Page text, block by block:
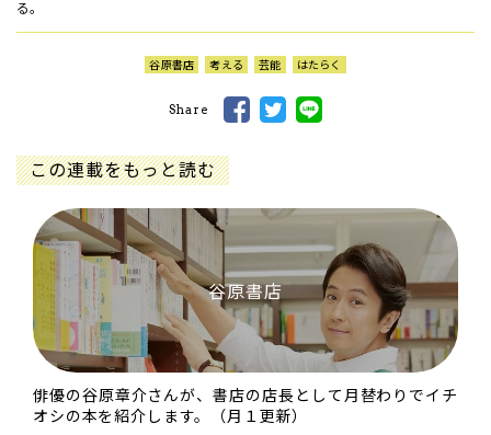
る。
谷原書店 考える 芸能 はたらく
Share
この連載をもっと読む
谷原書店
俳優の谷原章介さんが、書店の店長として月替わりでイチ
オシの本を紹介します。（月１更新）